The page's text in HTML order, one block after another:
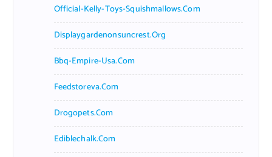
Official-Kelly-Toys-Squishmallows.com
Displaygardenonsuncrest.org
Bbq-Empire-Usa.com
Feedstoreva.com
Drogopets.com
Ediblechalk.com